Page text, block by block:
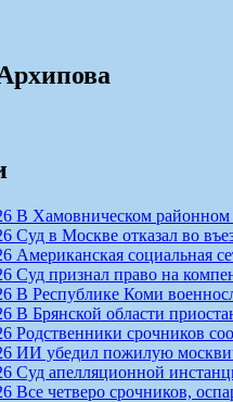
В Хамовническом районном
Суд в Москве отказал во
Американская социальная
Суд признал право на
В Республике Коми
В Брянской области
Родственники срочников
ИИ убедил пожилую
Суд апелляционной
Все четверо срочников,